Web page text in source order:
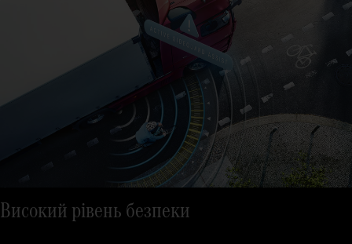
Високий рівень безпеки